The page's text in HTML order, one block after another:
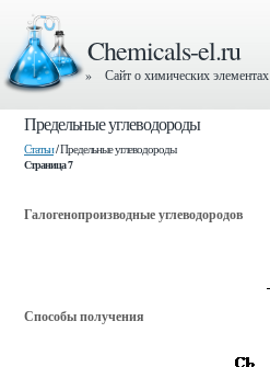
Chemicals-el.ru
» Сайт о химических элементах
Предельные углеводороды
Статьи/ Предельные углеводороды
Страница 7
Галогенопроизводные углеводородов
Способы получения